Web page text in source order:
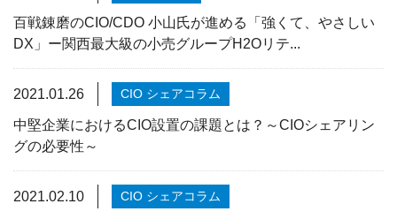
百戦錬磨のCIO/CDO 小山氏が進める「強くて、やさしい
DX」ー関西最大級の小売グループH2Oリテ...
2021.01.26 CIO シェアコラム
中堅企業におけるCIO設置の課題とは？～CIOシェアリン
グの必要性～
2021.02.10 CIO シェアコラム